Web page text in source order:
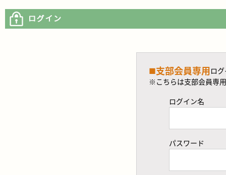
■支部会員専用ロ
※こちらは支部会員専
ログイン名
パスワード